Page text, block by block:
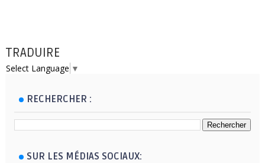
TRADUIRE
Select Language ▼
RECHERCHER :
SUR LES MÉDIAS SOCIAUX: